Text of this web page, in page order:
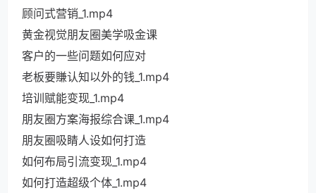
顾问式营销_1.mp4
黄金视觉朋友圈美学吸金课
客户的一些问题如何应对
老板要賺认知以外的钱_1.mp4
培训赋能变现_1.mp4
朋友圈方案海报综合课_1.mp4
朋友圈吸睛人设如何打造
如何布局引流变现_1.mp4
如何打造超级个体_1.mp4